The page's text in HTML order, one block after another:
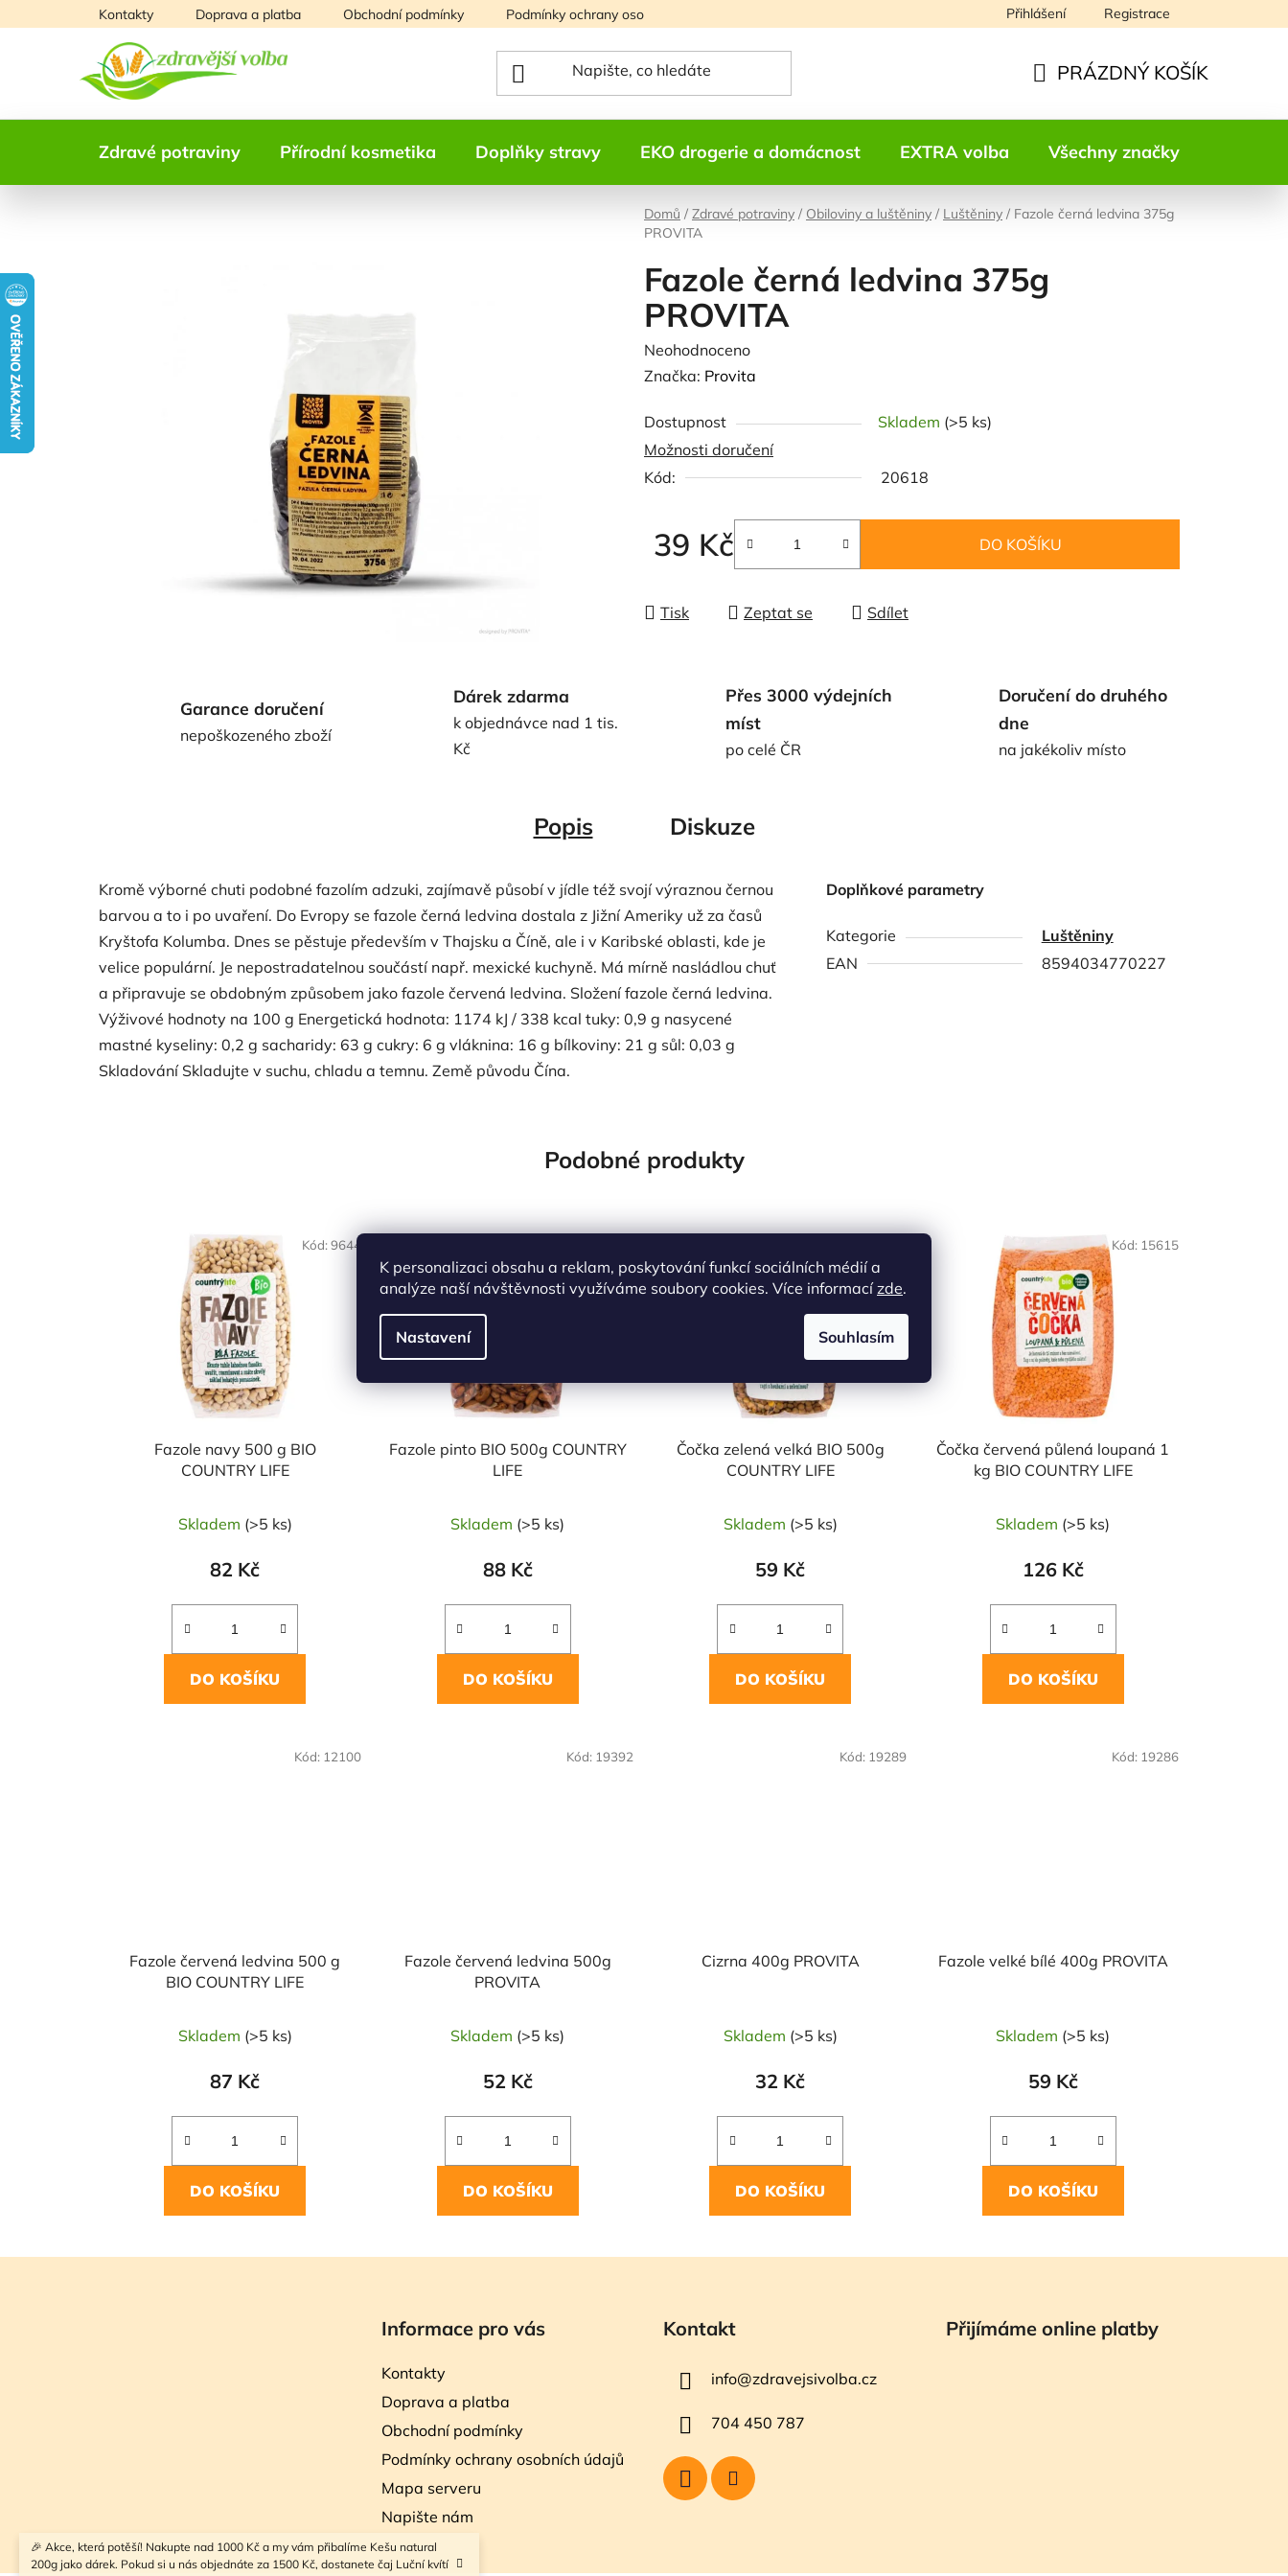
K personalizaci obsahu a reklam, poskytování funkcí sociálních médií a
analýze naší návštěvnosti využíváme soubory cookies. Více informacízde.
Nastavení Souhlasím
na
🎉 Akce, která potěší! Nakupte nad 1000 Kč a my vám přibalíme Kešu natural
200g jako dárek. Pokud si u nás objednáte za 1500 Kč, dostanete čaj Luční kvítí
Kontakty Doprava a platba Obchodní podmínky Podmínky ochrany osobních údajů Přihlášení Registrace
KOŠÍK
PRÁZDNÝ KOŠÍK
Zdravé potraviny Přírodní kosmetika Doplňky stravy EKO drogerie a domácnost EXTRA volba Všechny značky
Domů / Zdravé potraviny / Obiloviny a luštěniny / Luštěniny / Fazole černá ledvina 375g
PROVITA
Fazole černá ledvina 375g
PROVITA
Průměrné
hodnocení
je
0,0
z
hvězdiček.
Neohodnoceno
Značka: Provita
Dostupnost Skladem (>5 ks)
Možnosti doručení
Kód:
20618
39 Kč
Měrná cena:
DO KOŠÍKU
Tisk Zeptat se Sdílet
Garance doručení
nepoškozeného zboží
Dárek zdarma
k objednávce nad 1 tis.
Kč
Přes 3000 výdejních
míst
po celé ČR
Doručení do druhého
dne
na jakékoliv místo
Popis Diskuze
Kromě výborné chuti podobné fazolím adzuki, zajímavě působí v jídle též svojí výraznou černou
barvou a to i po uvaření. Do Evropy se fazole černá ledvina dostala z Jižní Ameriky už za časů
Kryštofa Kolumba. Dnes se pěstuje především v Thajsku a Číně, ale i v Karibské oblasti, kde je
velice populární. Je nepostradatelnou součástí např. mexické kuchyně. Má mírně nasládlou chuť
a připravuje se obdobným způsobem jako fazole červená ledvina. Složení fazole černá ledvina.
Výživové hodnoty na 100 g Energetická hodnota: 1174 kJ / 338 kcal tuky: 0,9 g nasycené
mastné kyseliny: 0,2 g sacharidy: 63 g cukry: 6 g vláknina: 16 g bílkoviny: 21 g sůl: 0,03 g
Skladování Skladujte v suchu, chladu a temnu. Země původu Čína.
Doplňkové parametry
Kategorie
Luštěniny
EAN
8594034770227
Podobné produkty
Fazole navy 500 g BIO
COUNTRY LIFE
Skladem (>5 ks)
82 Kč
DO KOŠÍKU
Kód: 9644
NAŠE OVĚŘENÁ
Fazole pinto BIO 500g COUNTRY
LIFE
Skladem (>5 ks)
88 Kč
DO KOŠÍKU
NAŠE OVĚŘENÁ
Čočka zelená velká BIO 500g
COUNTRY LIFE
Skladem (>5 ks)
59 Kč
DO KOŠÍKU
Čočka červená půlená loupaná 1
kg BIO COUNTRY LIFE
Skladem (>5 ks)
126 Kč
DO KOŠÍKU
Kód: 15615
Fazole červená ledvina 500 g
BIO COUNTRY LIFE
Skladem (>5 ks)
87 Kč
DO KOŠÍKU
Kód: 12100
Fazole červená ledvina 500g
PROVITA
Skladem (>5 ks)
52 Kč
DO KOŠÍKU
Kód: 19392
Cizrna 400g PROVITA
Skladem (>5 ks)
32 Kč
DO KOŠÍKU
Kód: 19289
Fazole velké bílé 400g PROVITA
Skladem (>5 ks)
59 Kč
DO KOŠÍKU
Kód: 19286
Informace pro vás
Kontakty
Doprava a platba
Obchodní podmínky
Podmínky ochrany osobních údajů
Mapa serveru
Napište nám
Kontakt
info@zdravejsivolba.cz
704 450 787
Přijímáme online platby